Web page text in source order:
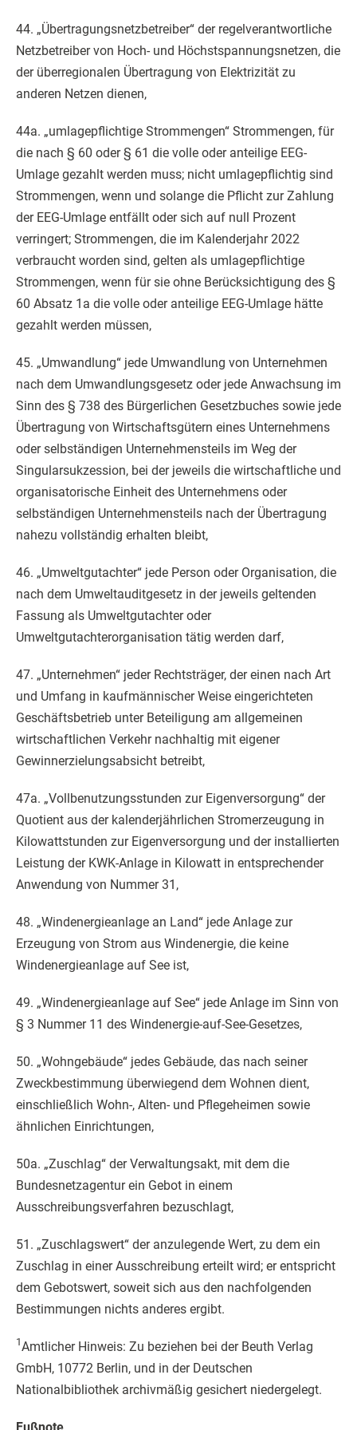
44. „Übertragungsnetzbetreiber“ der regelverantwortliche
Netzbetreiber von Hoch- und Höchstspannungsnetzen, die
der überregionalen Übertragung von Elektrizität zu
anderen Netzen dienen,
44a. „umlagepflichtige Strommengen“ Strommengen, für
die nach § 60 oder § 61 die volle oder anteilige EEG-
Umlage gezahlt werden muss; nicht umlagepflichtig sind
Strommengen, wenn und solange die Pflicht zur Zahlung
der EEG-Umlage entfällt oder sich auf null Prozent
verringert; Strommengen, die im Kalenderjahr 2022
verbraucht worden sind, gelten als umlagepflichtige
Strommengen, wenn für sie ohne Berücksichtigung des §
60 Absatz 1a die volle oder anteilige EEG-Umlage hätte
gezahlt werden müssen,
45. „Umwandlung“ jede Umwandlung von Unternehmen
nach dem Umwandlungsgesetz oder jede Anwachsung im
Sinn des § 738 des Bürgerlichen Gesetzbuches sowie jede
Übertragung von Wirtschaftsgütern eines Unternehmens
oder selbständigen Unternehmensteils im Weg der
Singularsukzession, bei der jeweils die wirtschaftliche und
organisatorische Einheit des Unternehmens oder
selbständigen Unternehmensteils nach der Übertragung
nahezu vollständig erhalten bleibt,
46. „Umweltgutachter“ jede Person oder Organisation, die
nach dem Umweltauditgesetz in der jeweils geltenden
Fassung als Umweltgutachter oder
Umweltgutachterorganisation tätig werden darf,
47. „Unternehmen“ jeder Rechtsträger, der einen nach Art
und Umfang in kaufmännischer Weise eingerichteten
Geschäftsbetrieb unter Beteiligung am allgemeinen
wirtschaftlichen Verkehr nachhaltig mit eigener
Gewinnerzielungsabsicht betreibt,
47a. „Vollbenutzungsstunden zur Eigenversorgung“ der
Quotient aus der kalenderjährlichen Stromerzeugung in
Kilowattstunden zur Eigenversorgung und der installierten
Leistung der KWK-Anlage in Kilowatt in entsprechender
Anwendung von Nummer 31,
48. „Windenergieanlage an Land“ jede Anlage zur
Erzeugung von Strom aus Windenergie, die keine
Windenergieanlage auf See ist,
49. „Windenergieanlage auf See“ jede Anlage im Sinn von
§ 3 Nummer 11 des Windenergie-auf-See-Gesetzes,
50. „Wohngebäude“ jedes Gebäude, das nach seiner
Zweckbestimmung überwiegend dem Wohnen dient,
einschließlich Wohn-, Alten- und Pflegeheimen sowie
ähnlichen Einrichtungen,
50a. „Zuschlag“ der Verwaltungsakt, mit dem die
Bundesnetzagentur ein Gebot in einem
Ausschreibungsverfahren bezuschlagt,
51. „Zuschlagswert“ der anzulegende Wert, zu dem ein
Zuschlag in einer Ausschreibung erteilt wird; er entspricht
dem Gebotswert, soweit sich aus den nachfolgenden
Bestimmungen nichts anderes ergibt.
1Amtlicher Hinweis: Zu beziehen bei der Beuth Verlag
GmbH, 10772 Berlin, und in der Deutschen
Nationalbibliothek archivmäßig gesichert niedergelegt.